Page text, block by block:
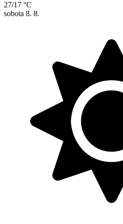
27/17 °C
sobota 8. 8.